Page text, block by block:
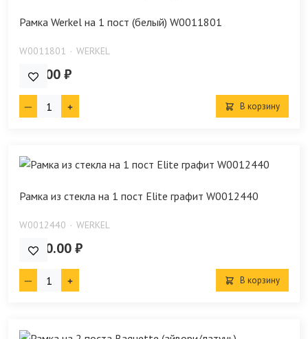
Рамка Werkel на 1 пост (белый) W0011801
W0011801 WERKEL
129.00 ₽
В корзину
Рамка из стекла на 1 пост Elite графит W0012440
W0012440 WERKEL
1 980.00 ₽
В корзину